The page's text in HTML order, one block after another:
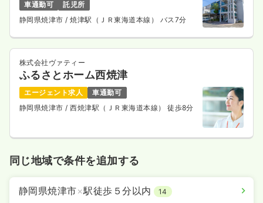
気になる 詳細を見る
車通勤可
託児所
静岡県焼津市 / 焼津駅（ＪＲ東海道本線） バス7分
株式会社ヴァティー
ふるさとホーム西焼津
エージェント求人
車通勤可
静岡県焼津市/ 西焼津駅（ＪＲ東海道本線） 徒歩8分
同じ地域で条件を追加する
静岡県焼津市×駅徒歩５分以内 14